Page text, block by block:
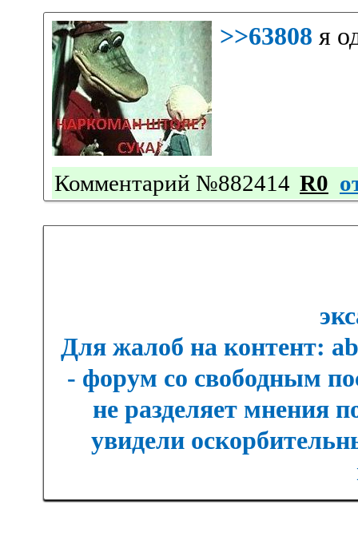
>>63808 я
Комментарий №882414 R0
Для жалоб на контент:
- форум со свободным
не разделяет мнения
увидели